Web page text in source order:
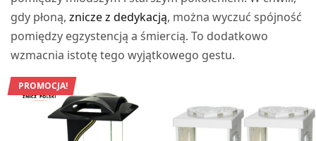
gdy płoną,znicze z dedykacją, można wyczuć spójność
pomiędzy egzystencją a śmiercią. To dodatkowo
wzmacnia istotę tego wyjątkowego gestu.
PROMOCJA!